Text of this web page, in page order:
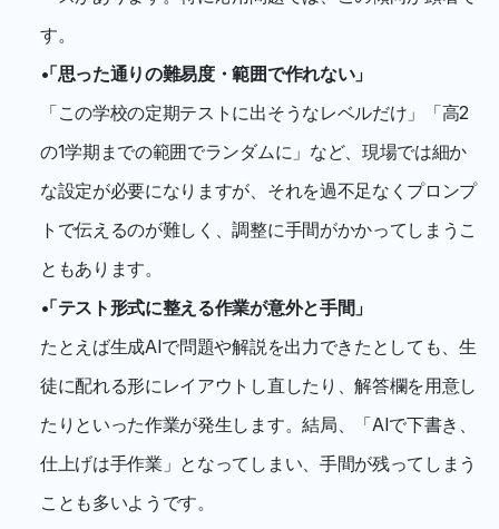
す。
「思った通りの難易度・範囲で作れない」
「この学校の定期テストに出そうなレベルだけ」「高2
の1学期までの範囲でランダムに」など、現場では細か
な設定が必要になりますが、それを過不足なくプロンプ
トで伝えるのが難しく、調整に手間がかかってしまうこ
ともあります。
「テスト形式に整える作業が意外と手間」
たとえば生成AIで問題や解説を出力できたとしても、生
徒に配れる形にレイアウトし直したり、解答欄を用意し
たりといった作業が発生します。結局、「AIで下書き、
仕上げは手作業」となってしまい、手間が残ってしまう
ことも多いようです。